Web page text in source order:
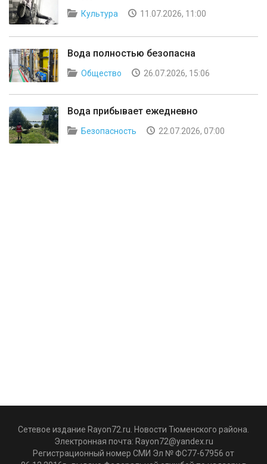
Культура 11.07.2026, 11:00
Вода полностью безопасна
Общество 26.07.2026, 15:06
Вода прибывает ежедневно
Безопасность 22.07.2026, 07:00
Сетевое издание Rayon72.ru. Новости Тюменского района.
Электронная почта: Rayon72@yandex.ru
Регистрационный номер СМИ Эл № ФС77-67956 от